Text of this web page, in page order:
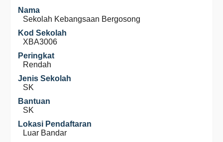
Nama
Sekolah Kebangsaan Bergosong
Kod Sekolah
XBA3006
Peringkat
Rendah
Jenis Sekolah
SK
Bantuan
SK
Lokasi Pendaftaran
Luar Bandar